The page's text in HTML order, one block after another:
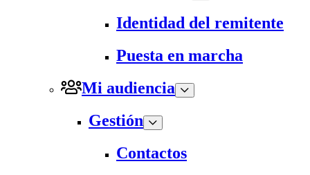
Identidad del remitente
Puesta en marcha
Mi audiencia
Gestión
Contactos